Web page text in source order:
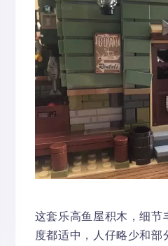
这套乐高鱼屋积木，细节
度都适中，人仔略少和部